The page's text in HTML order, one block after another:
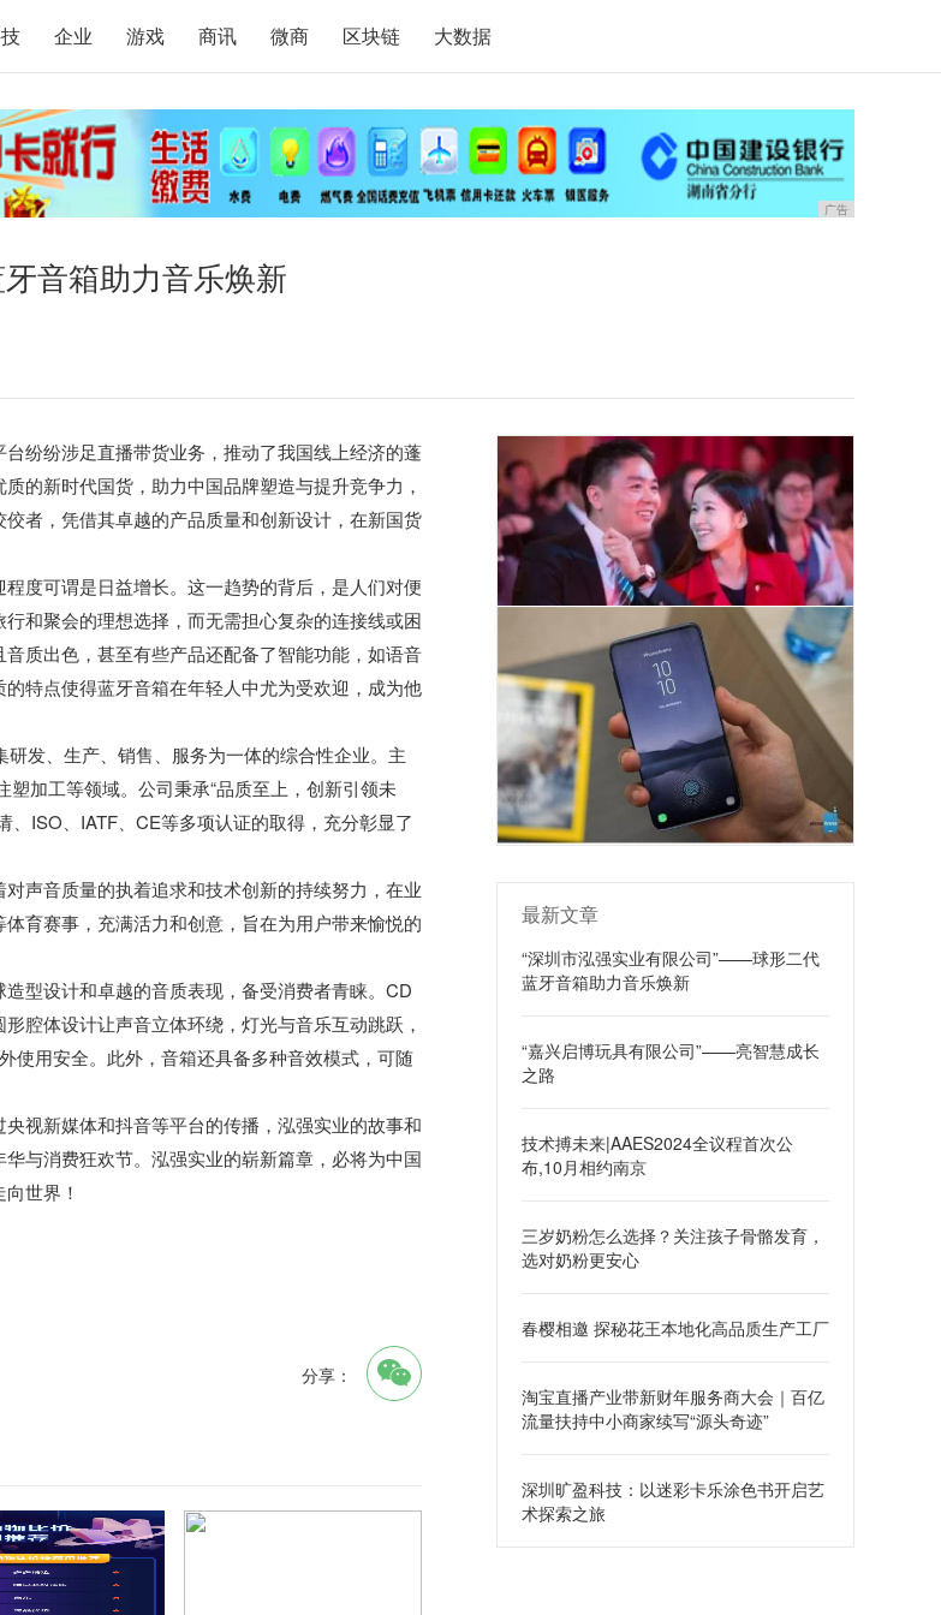
企业 游戏 商讯 微商 区块链 大数据
广告
音箱助力音乐焕新
纷纷涉足直播带货业务，推动了我国线上经济的蓬
的新时代国货，助力中国品牌塑造与提升竞争力，
者，凭借其卓越的产品质量和创新设计，在新国货
度可谓是日益增长。这一趋势的背后，是人们对便
和聚会的理想选择，而无需担心复杂的连接线或困
质出色，甚至有些产品还配备了智能功能，如语音
特点使得蓝牙音箱在年轻人中尤为受欢迎，成为他
发、生产、销售、服务为一体的综合性企业。主
加工等领域。公司秉承“品质至上，创新引领未
ISO、IATF、CE等多项认证的取得，充分彰显了
声音质量的执着追求和技术创新的持续努力，在业
育赛事，充满活力和创意，旨在为用户带来愉悦的
型设计和卓越的音质表现，备受消费者青睐。CD
腔体设计让声音立体环绕，灯光与音乐互动跳跃，
使用安全。此外，音箱还具备多种音效模式，可随
视新媒体和抖音等平台的传播，泓强实业的故事和
与消费狂欢节。泓强实业的崭新篇章，必将为中国
世界！
分享：
最新文章
“深圳市泓强实业有限公司”——球形二代
蓝牙音箱助力音乐焕新
“嘉兴启博玩具有限公司”——亮智慧成长
之路
技术搏未来|AAES2024全议程首次公
布,10月相约南京
​三岁奶粉怎么选择？关注孩子骨骼发育，
选对奶粉更安心
春樱相邀 探秘花王本地化高品质生产工厂
淘宝直播产业带新财年服务商大会｜百亿
流量扶持中小商家续写“源头奇迹”
深圳旷盈科技：以迷彩卡乐涂色书开启艺
术探索之旅